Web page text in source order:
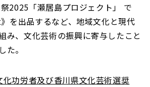
2025「瀬居島プロジェクト」 で
を出品するなど、地域文化と現代
み、文化芸術の振興に寄与したこと
た。
功労者及び香川県文化芸術選奨